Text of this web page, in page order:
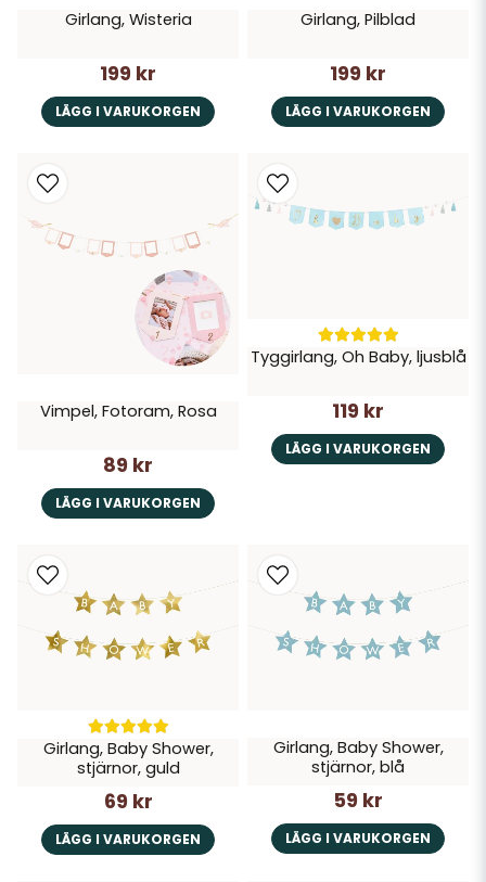
Girlang, Wisteria
199 kr
LÄGG I VARUKORGEN
Girlang, Pilblad
199 kr
LÄGG I VARUKORGEN
Vimpel, Fotoram, Rosa
89 kr
LÄGG I VARUKORGEN
Tyggirlang, Oh Baby, ljusblå
119 kr
LÄGG I VARUKORGEN
Girlang, Baby Shower,
stjärnor, guld
69 kr
LÄGG I VARUKORGEN
Girlang, Baby Shower,
stjärnor, blå
59 kr
LÄGG I VARUKORGEN